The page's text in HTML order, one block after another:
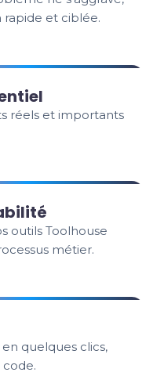
et ciblée.
réels et importants
outils Toolhouse
métier.
quelques clics,